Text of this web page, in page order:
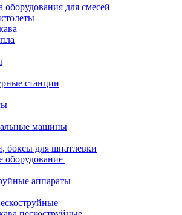
оборудования для смесей
станции
машины
боксы для шпатлевки
оборудование
аппараты